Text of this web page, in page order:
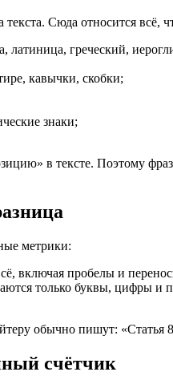
Сюда относится всё,
латиница, греческий,
кавычки, скобки;
знаки;
в тексте. Поэтому
метрики:
включая пробелы и
только буквы, цифры и
обычно пишут: «Статья
счётчик